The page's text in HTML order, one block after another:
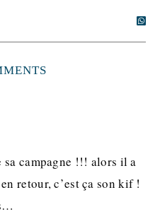
sa campagne !!! alors il a
retour, c’est ça son kif !